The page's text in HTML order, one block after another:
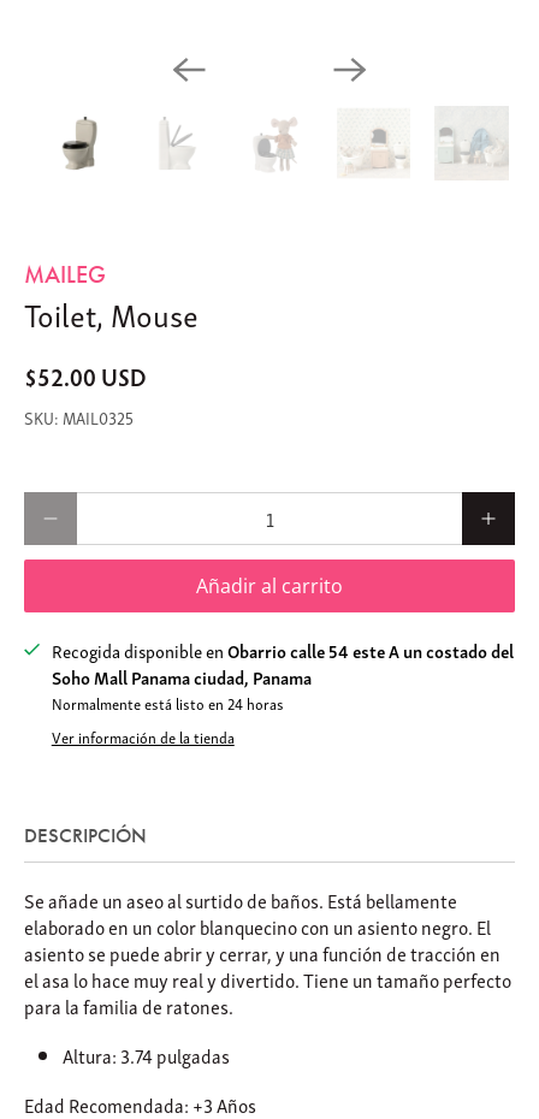
MAILEG
Toilet, Mouse
$52.00 USD
MAIL0325
Añadir al carrito
Recogida disponible enObarrio calle 54 este A un costado del
Soho Mall Panama ciudad, Panama
Normalmente está listo en 24 horas
Ver información de la tienda
DESCRIPCIÓN
Se añade un aseo al surtido de baños. Está bellamente
elaborado en un color blanquecino con un asiento negro. El
asiento se puede abrir y cerrar, y una función de tracción en
el asa lo hace muy real y divertido. Tiene un tamaño perfecto
para la familia de ratones.
Altura: 3.74 pulgadas
Edad Recomendada: +3 Años